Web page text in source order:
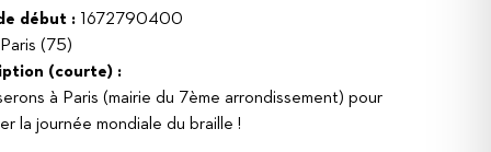
Projets de recherche
début : 1672790400
Paris (75)
(courte) :
à Paris (mairie du 7ème arrondissement) pour
la journée mondiale du braille !